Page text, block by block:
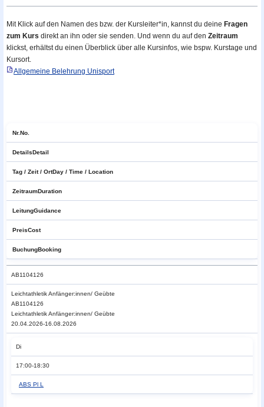
Mit Klick auf den Namen des bzw. der Kursleiter*in, kannst du deine Fragen
zum Kurs direkt an ihn oder sie senden. Und wenn du auf den Zeitraum
klickst, erhältst du einen Überblick über alle Kursinfos, wie bspw. Kurstage und
Kursort.
Allgemeine Belehrung Unisport
Nr.No.
DetailsDetail
Tag / Zeit / OrtDay / Time / Location
ZeitraumDuration
LeitungGuidance
PreisCost
BuchungBooking
AB1104126
LeichtathletikAnfänger:innen/ Geübte
AB1104126
Leichtathletik Anfänger:innen/ Geübte
20.04.2026-16.08.2026
Di
17:00-18:30
ABS Pl L